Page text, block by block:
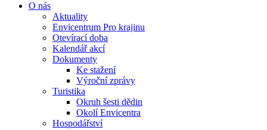
O nás
Aktuality
Envicentrum Pro krajinu
Otevírací doba
Kalendář akcí
Dokumenty
Ke stažení
Výroční zprávy
Turistika
Okruh šesti dědin
Okolí Envicentra
Hospodářství